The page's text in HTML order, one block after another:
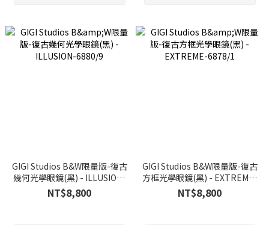
GIGI Studios B&W限量版-復古
幾何光學眼鏡(黑) - ILLUSION-
6880/9
NT$8,800
GIGI Studios B&W限量版-復古
方框光學眼鏡(黑) - EXTREME-
6878/1
NT$8,800